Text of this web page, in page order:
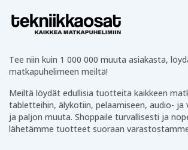
Tee niin kuin 1 000 000 muuta asiakasta,
matkapuhelimeen meiltä!
Meiltä löydät edullisia tuotteita kaikkeen
tabletteihin, älykotiin, pelaamiseen, audio- ja
ja paljon muuta. Shoppaile turvallisesti ja
lähetämme tuotteet suoraan